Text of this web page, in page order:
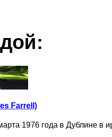
Farrell)
1976 года в Дублине